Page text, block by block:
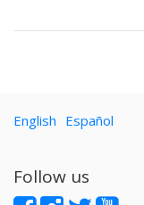
English Español
Follow us